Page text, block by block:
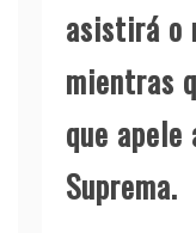
asistirá o
mientras
que
Suprema.